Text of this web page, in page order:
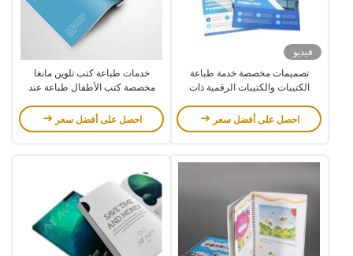
فيديو
تصميمات مخصصة خدمة طباعة
الكتيبات والكتيبات الرقمية ذات
احصل على أفضل سعر
خدمات طباعة كتب تلوين مانغا
مخصصة كتب الأطفال طباعة عند
احصل على أفضل سعر